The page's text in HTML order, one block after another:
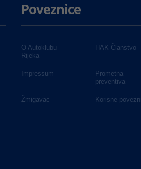
Poveznice
O Autoklubu
Rijeka
HAK Članstvo
Impressum
Prometna
preventiva
Žmigavac Korisne